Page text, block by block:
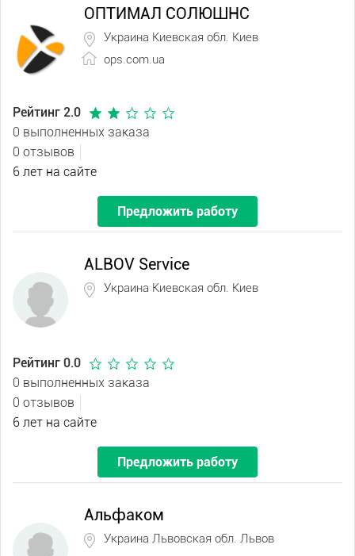
ОПТИМАЛ СОЛЮШНС
Украина Киевская обл. Киев
ops.com.ua
Рейтинг 2.0
0 выполненных заказа
0 отзывов
6 лет на сайте
Предложить работу
ALBOV Service
Украина Киевская обл. Киев
Рейтинг 0.0
0 выполненных заказа
0 отзывов
6 лет на сайте
Предложить работу
Альфаком
Украина Львовская обл. Львов